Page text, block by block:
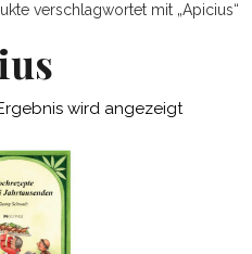
verschlagwortet mit „Apicius“
wird angezeigt